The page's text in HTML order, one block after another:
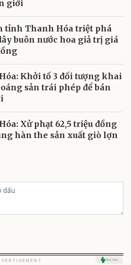
giới
tỉnh Thanh Hóa triệt phá
buôn nước hoa giả trị giá
Khởi tố 3 đối tượng khai
sản trái phép để bán
Xử phạt 62,5 triệu đồng
hàn the sản xuất giò lợn